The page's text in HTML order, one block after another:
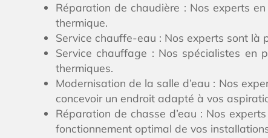
Réparation de chaudière : Nos experts
thermique.
Service chauffe-eau : Nos experts sont là
Service chauffage : Nos spécialistes en
thermiques.
Modernisation de la salle d’eau : Nos
concevoir un endroit adapté à vos
Réparation de chasse d’eau : Nos
fonctionnement optimal de vos